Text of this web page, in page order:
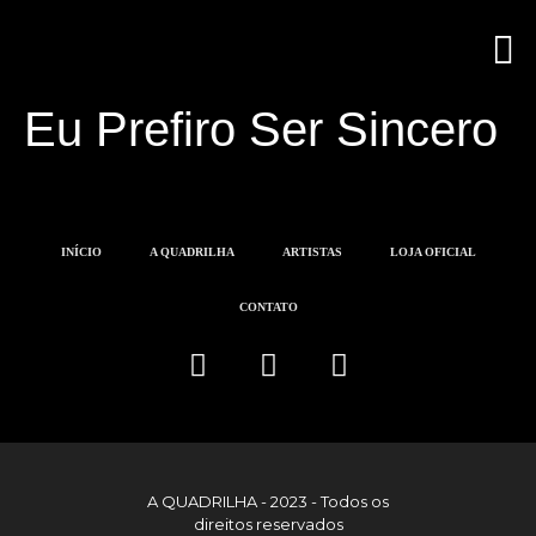
Eu Prefiro Ser Sincero
INÍCIO A QUADRILHA ARTISTAS LOJA OFICIAL
CONTATO
A QUADRILHA - 2023 - Todos os
direitos reservados